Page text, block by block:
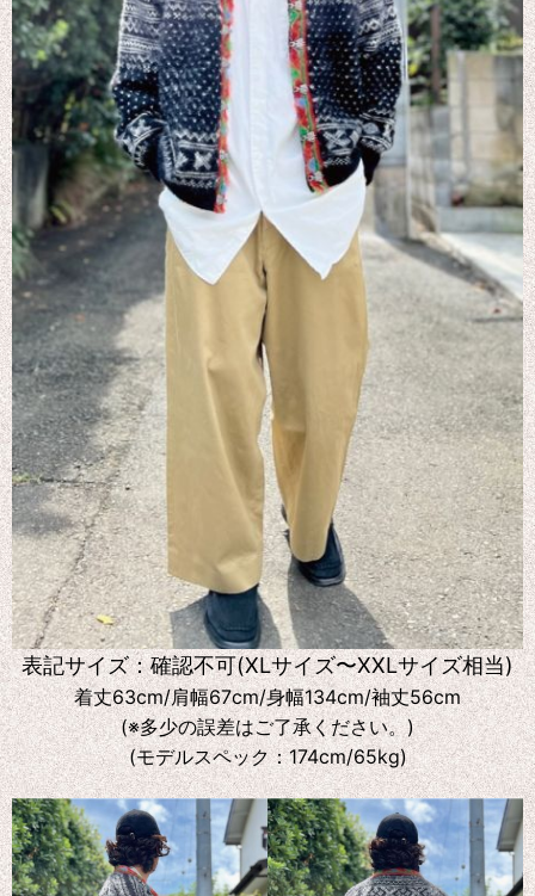
表記サイズ：確認不可(XLサイズ〜XXLサイズ相当)
着丈63cm/肩幅67cm/身幅134cm/袖丈56cm
(※多少の誤差はご了承ください。)
(モデルスペック：174cm/65kg)